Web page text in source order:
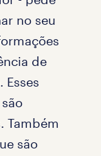
no seu
de
Também
são